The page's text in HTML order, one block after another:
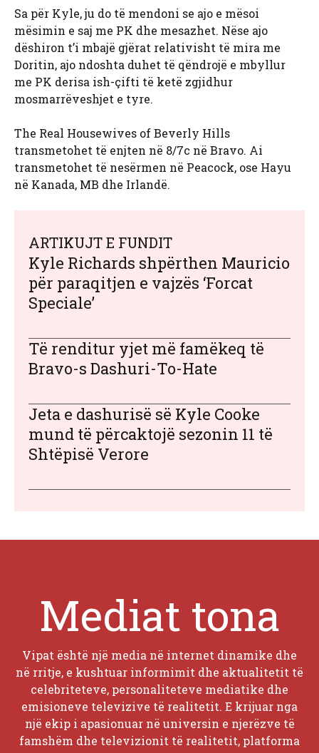
Sa për Kyle, ju do të mendoni se ajo e mësoi
mësimin e saj me PK dhe mesazhet. Nëse ajo
dëshiron t’i mbajë gjërat relativisht të mira me
Doritin, ajo ndoshta duhet të qëndrojë e mbyllur
me PK derisa ish-çifti të ketë zgjidhur
mosmarrëveshjet e tyre.
The Real Housewives of Beverly Hills
transmetohet të enjten në 8/7c në Bravo. Ai
transmetohet të nesërmen në Peacock, ose Hayu
në Kanada, MB dhe Irlandë.
ARTIKUJT E FUNDIT
Kyle Richards shpërthen Mauricio
për paraqitjen e vajzës ‘Forcat
Speciale’
Të renditur yjet më famëkeq të
Bravo-s Dashuri-To-Hate
Jeta e dashurisë së Kyle Cooke
mund të përcaktojë sezonin 11 të
Shtëpisë Verore
Mediat tona
Vipat është një media në internet dinamike dhe
në rritje, e kushtuar informimit dhe aktualitetit të
celebriteteve, personaliteteve mediatike dhe
emisioneve televizive të realitetit. E krijuar nga
një ekip i apasionuar në universin e njerëzve të
famshëm dhe televizionit të realitetit, platforma